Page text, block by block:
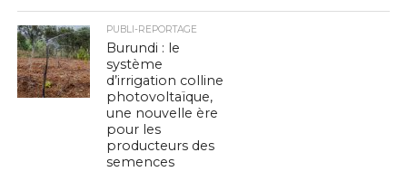
PUBLI-REPORTAGE
Burundi : le
système
d’irrigation colline
photovoltaïque,
une nouvelle ère
pour les
producteurs des
semences